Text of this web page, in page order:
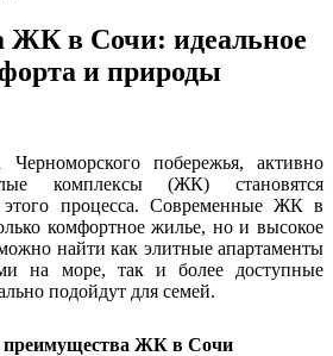
ЖК в Сочи: идеальное
и природы
побережья, активно
комплексы (ЖК) становятся
этого процесса. Современные ЖК в
комфортное жилье, но и высокое
найти как элитные апартаменты
на море, так и более доступные
подойдут для семей.
преимущества ЖК в Сочи